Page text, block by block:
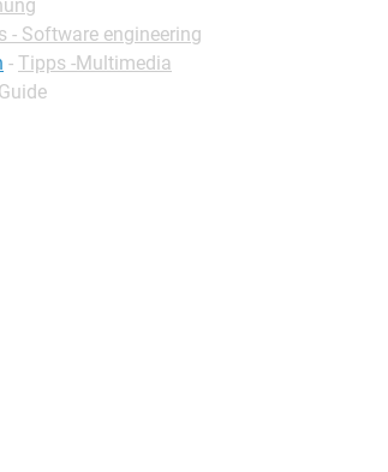
- Software engineering
- Tipps -Multimedia